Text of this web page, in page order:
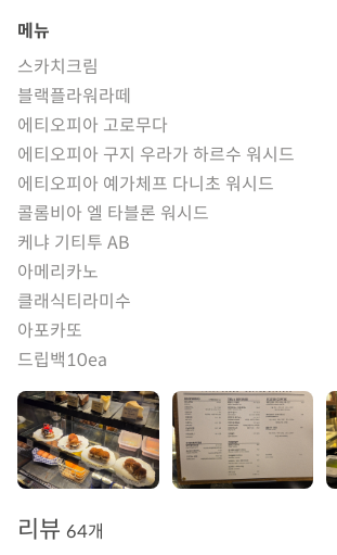
메뉴
스카치크림
블랙플라워라떼
에티오피아 고로무다
에티오피아 구지 우라가 하르수 워시드
에티오피아 예가체프 다니초 워시드
콜롬비아 엘 타블론 워시드
케냐 기티투 AB
아메리카노
클래식티라미수
아포카또
드립백10ea
리뷰 64개